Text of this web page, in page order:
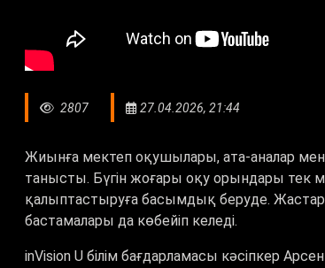
2807 27.04.2026, 21:44
Жиынға мектеп оқушылары, ата-аналар мен
танысты. Бүгін жоғары оқу орындары тек
қалыптастыруға басымдық беруде.
бастамалары да көбейіп келеді.
inVision U білім бағдарламасы кәсіпкер